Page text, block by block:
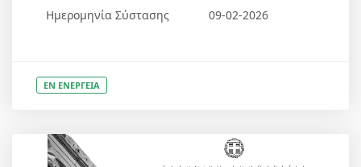
Ημερομηνία Σύστασης 09-02-2026
ΕΝ ΕΝΕΡΓΕΙΑ